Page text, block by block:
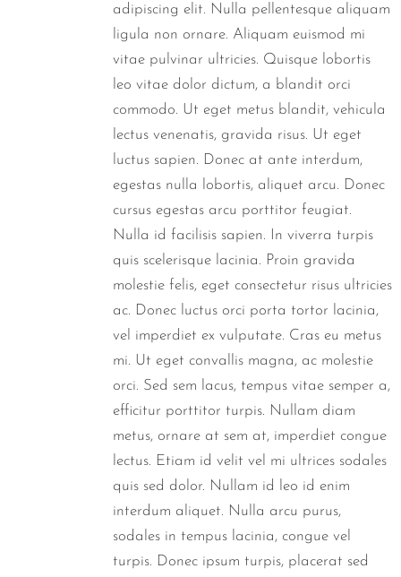
adipiscing elit. Nulla pellentesque aliquam
ligula non ornare. Aliquam euismod mi
vitae pulvinar ultricies. Quisque lobortis
leo vitae dolor dictum, a blandit orci
commodo. Ut eget metus blandit, vehicula
lectus venenatis, gravida risus. Ut eget
luctus sapien. Donec at ante interdum,
egestas nulla lobortis, aliquet arcu. Donec
cursus egestas arcu porttitor feugiat.
Nulla id facilisis sapien. In viverra turpis
quis scelerisque lacinia. Proin gravida
molestie felis, eget consectetur risus ultricies
ac. Donec luctus orci porta tortor lacinia,
vel imperdiet ex vulputate. Cras eu metus
mi. Ut eget convallis magna, ac molestie
orci. Sed sem lacus, tempus vitae semper a,
efficitur porttitor turpis. Nullam diam
metus, ornare at sem at, imperdiet congue
lectus. Etiam id velit vel mi ultrices sodales
quis sed dolor. Nullam id leo id enim
interdum aliquet. Nulla arcu purus,
sodales in tempus lacinia, congue vel
turpis. Donec ipsum turpis, placerat sed